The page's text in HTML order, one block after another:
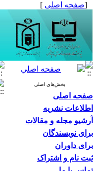
[صفحه اصلی ]
بخش‌های اصلی
صفحه اصلی
اطلاعات نشریه
آرشیو مجله و مقالات
برای نویسندگان
برای داوران
ثبت نام و اشتراک